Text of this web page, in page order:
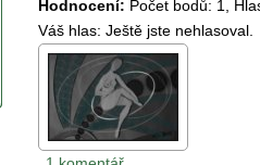
Hodnocení: Počet bodů: 1
,
Váš hlas: Ještě jste nehlasoval.